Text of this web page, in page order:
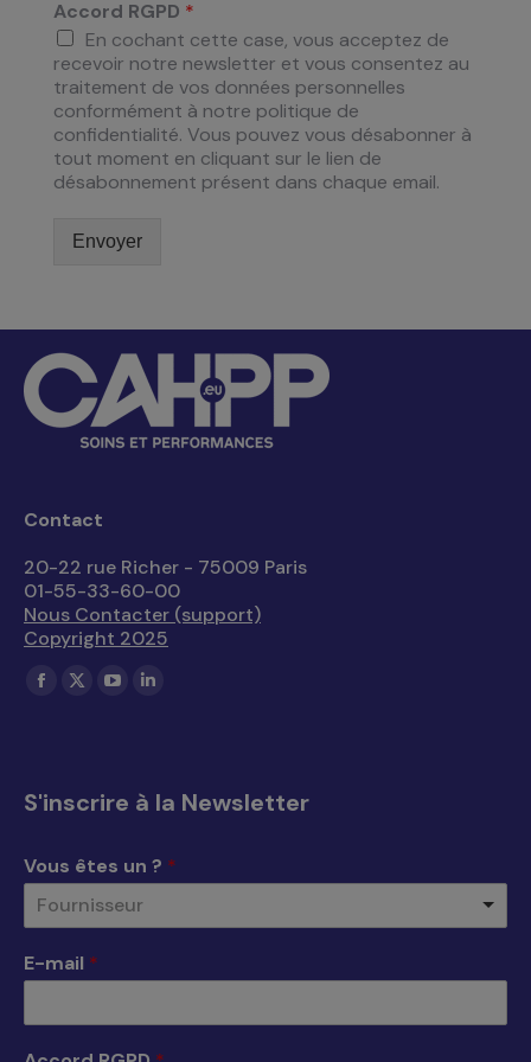
Accord RGPD *
En cochant cette case, vous acceptez de
recevoir notre newsletter et vous consentez au
traitement de vos données personnelles
conformément à notre politique de
confidentialité. Vous pouvez vous désabonner à
tout moment en cliquant sur le lien de
désabonnement présent dans chaque email.
Envoyer
Contact
20-22 rue Richer - 75009 Paris
01-55-33-60-00
Nous Contacter (support)
Copyright 2025
Trouvez nous sur :
La
dans
nouvelle
fenêtre
La
dans
nouvelle
fenêtre
La
dans
nouvelle
fenêtre
La
dans
nouvelle
S'inscrire à la Newsletter
Vous êtes un ? *
Fournisseur
E-mail *